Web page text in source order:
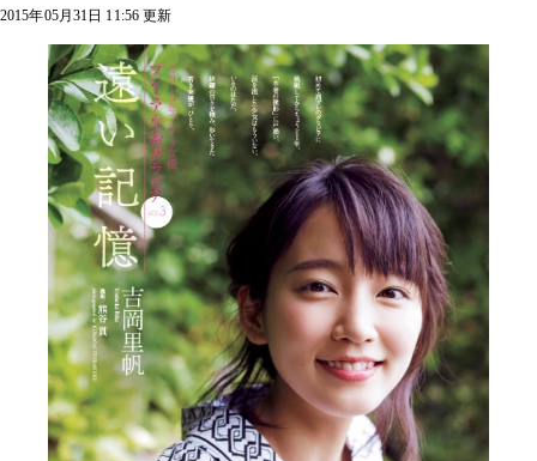
2015年05月31日 11:56 更新